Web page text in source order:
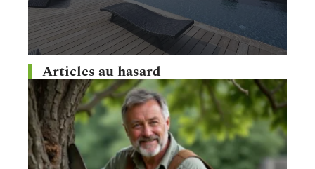
Articles au hasard